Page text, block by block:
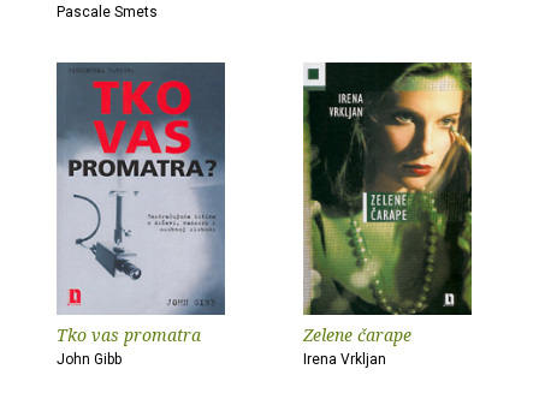
Pascale Smets
Tko vas promatra
John Gibb
Zelene čarape
Irena Vrkljan